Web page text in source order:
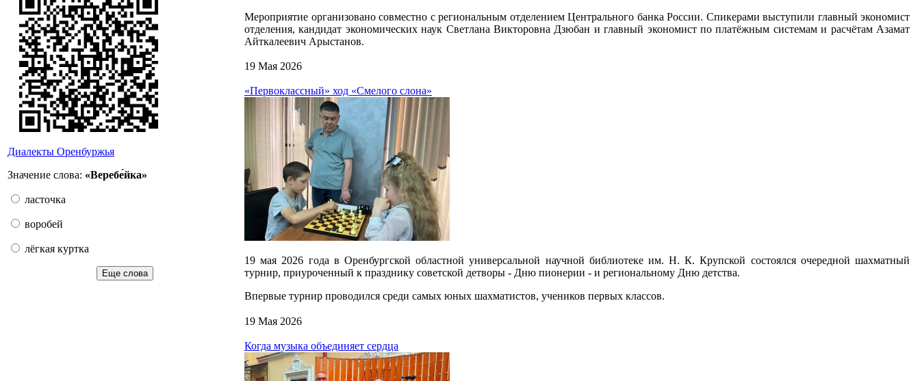
Диалекты Оренбуржья
Значение слова: «Веребе́йка»
ласточка
воробей
лёгкая куртка
Еще слова
Мероприятие организовано совместно с региональным отделением Центрального банка России. Спикерами выступили главный экономист
отделения, кандидат экономических наук Светлана Викторовна Дзюбан и главный экономист по платёжным системам и расчётам Азамат
Айткалеевич Арыстанов.
19 Мая 2026
«Первоклассный» ход «Смелого слона»
19 мая 2026 года в Оренбургской областной универсальной научной библиотеке им. Н. К. Крупской состоялся очередной шахматный
турнир, приуроченный к празднику советской детворы - Дню пионерии - и региональному Дню детства.
Впервые турнир проводился среди самых юных шахматистов, учеников первых классов.
19 Мая 2026
Когда музыка объединяет сердца